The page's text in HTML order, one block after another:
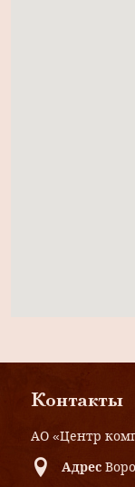
Контакты
АО «Центр
Адрес